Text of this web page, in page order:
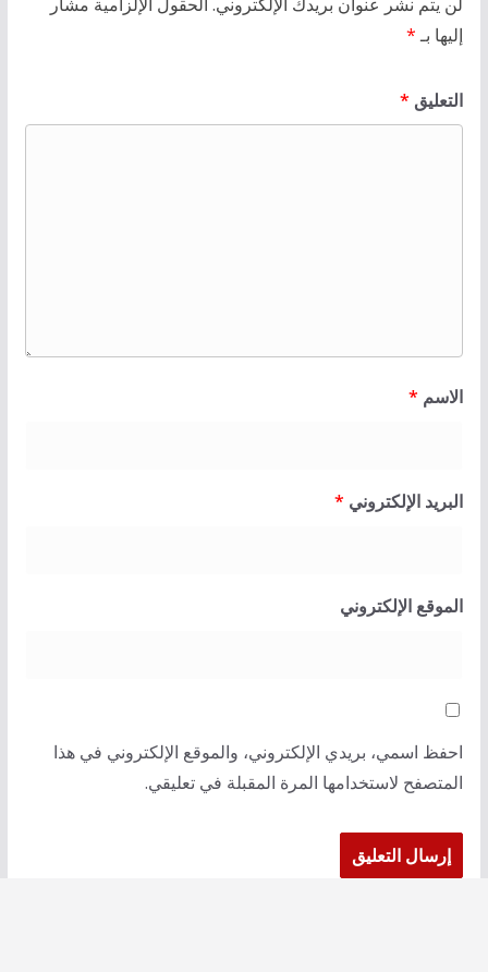
إليها بـ*
التعليق *
الاسم *
البريد الإلكتروني *
الموقع الإلكتروني
احفظ اسمي، بريدي الإلكتروني، والموقع الإلكتروني في هذا
المتصفح لاستخدامها المرة المقبلة في تعليقي.